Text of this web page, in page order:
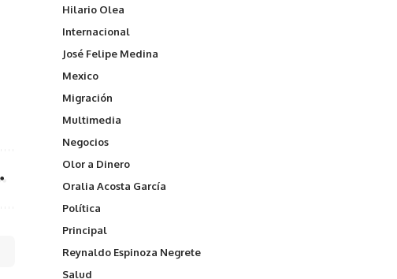
Hilario Olea
Internacional
José Felipe Medina
Mexico
Migración
Multimedia
Negocios
Olor a Dinero
Oralia Acosta García
Política
Principal
Reynaldo Espinoza Negrete
Salud